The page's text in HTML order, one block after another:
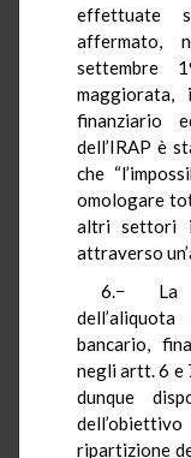
effettuate
affermato,
settembre
finanziario
dell’IRAP è
che
omologare
altri settori
attraverso
6.− La
bancario,
negli artt. 6 e
dunque
ripartizione